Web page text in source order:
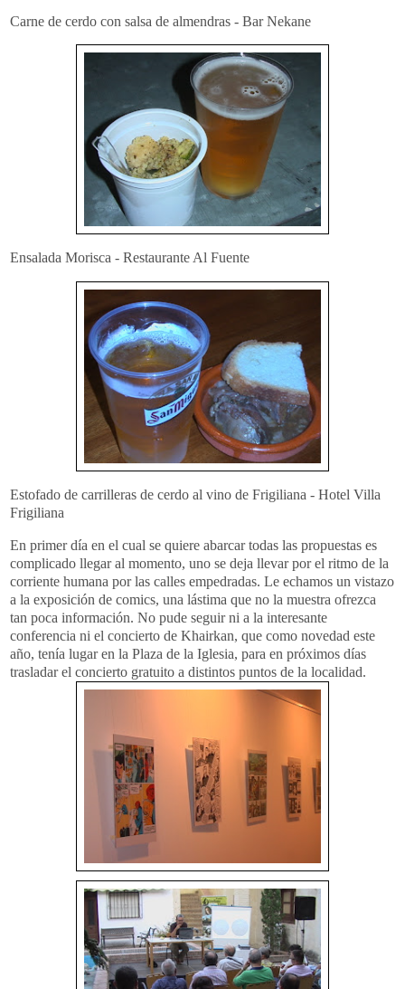
Carne de cerdo con salsa de almendras - Bar Nekane
Ensalada Morisca - Restaurante Al Fuente
Estofado de carrilleras de cerdo al vino de Frigiliana - Hotel Villa
Frigiliana
En primer día en el cual se quiere abarcar todas las propuestas es
complicado llegar al momento, uno se deja llevar por el ritmo de la
corriente humana por las calles empedradas. Le echamos un vistazo
a la exposición de comics, una lástima que no la muestra ofrezca
tan poca información. No pude seguir ni a la interesante
conferencia ni el concierto de Khairkan, que como novedad este
año, tenía lugar en la Plaza de la Iglesia, para en próximos días
trasladar el concierto gratuito a distintos puntos de la localidad.